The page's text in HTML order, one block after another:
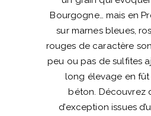
Bourgogne… mais en
sur marnes bleues,
rouges de caractère
peu ou pas de sulfites
long élevage en
béton. Découvrez
d’exception issues